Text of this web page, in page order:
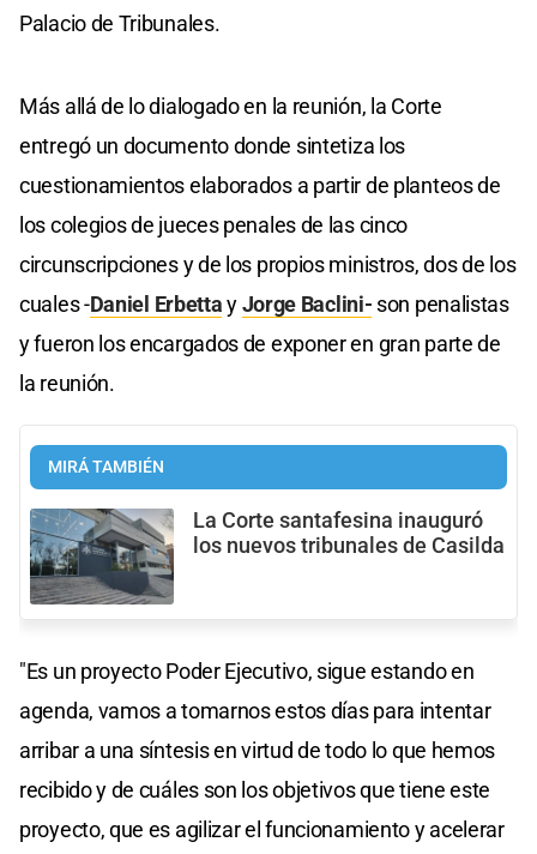
Palacio de Tribunales.
Más allá de lo dialogado en la reunión, la Corte
entregó un documento donde sintetiza los
cuestionamientos elaborados a partir de planteos de
los colegios de jueces penales de las cinco
circunscripciones y de los propios ministros, dos de los
cuales -Daniel ErbettayJorge Baclini- son penalistas
y fueron los encargados de exponer en gran parte de
la reunión.
MIRÁ TAMBIÉN
La Corte santafesina inauguró
los nuevos tribunales de Casilda
"Es un proyecto Poder Ejecutivo, sigue estando en
agenda, vamos a tomarnos estos días para intentar
arribar a una síntesis en virtud de todo lo que hemos
recibido y de cuáles son los objetivos que tiene este
proyecto, que es agilizar el funcionamiento y acelerar